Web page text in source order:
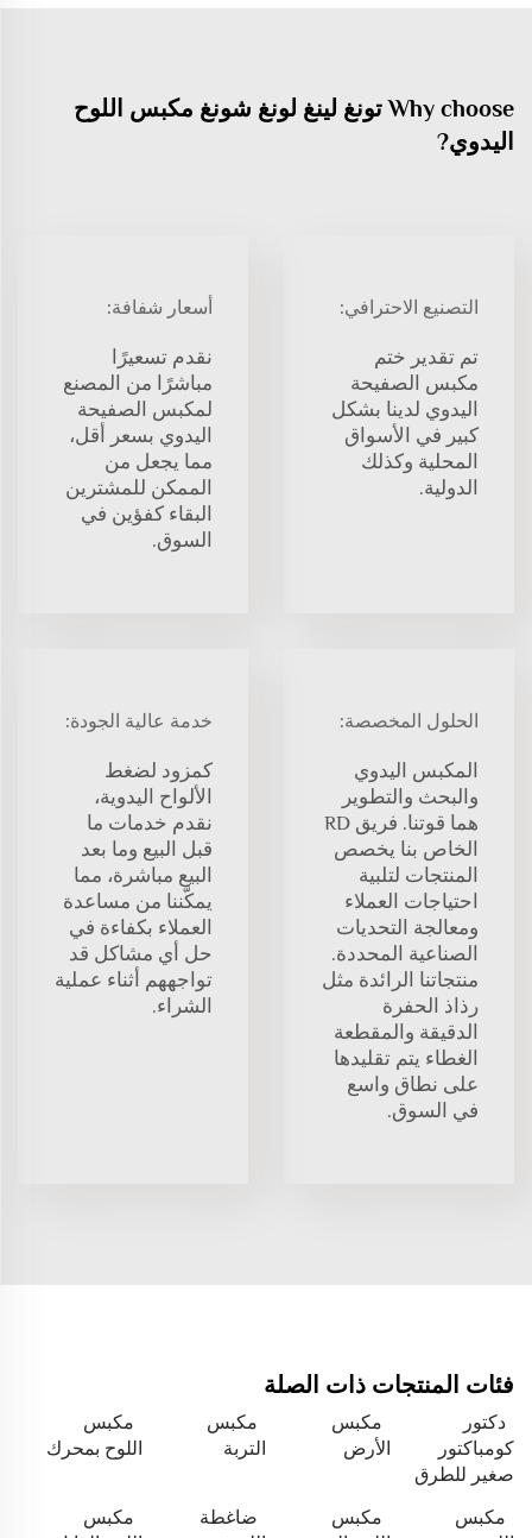
Why choose تونغ لينغ لونغ شونغ مكبس اللوح
اليدوي?
التصنيع الاحترافي:
تم تقدير ختم
مكبس الصفيحة
اليدوي لدينا بشكل
كبير في الأسواق
المحلية وكذلك
الدولية.
أسعار شفافة:
نقدم تسعيرًا
مباشرًا من المصنع
لمكبس الصفيحة
اليدوي بسعر أقل،
مما يجعل من
الممكن للمشترين
البقاء كفؤين في
السوق.
الحلول المخصصة:
المكبس اليدوي
والبحث والتطوير
هما قوتنا. فريق RD
الخاص بنا يخصص
المنتجات لتلبية
احتياجات العملاء
ومعالجة التحديات
الصناعية المحددة.
منتجاتنا الرائدة مثل
رذاذ الحفرة
الدقيقة والمقطعة
الغطاء يتم تقليدها
على نطاق واسع
في السوق.
خدمة عالية الجودة:
كمزود لضغط
الألواح اليدوية،
نقدم خدمات ما
قبل البيع وما بعد
البيع مباشرة، مما
يمكّننا من مساعدة
العملاء بكفاءة في
حل أي مشاكل قد
تواجههم أثناء عملية
الشراء.
فئات المنتجات ذات الصلة
دكتور
كومباكتور
صغير للطرق
مكبس
الأرض
مكبس
التربة
مكبس
اللوح بمحرك
مكبس
مكبس
ضاغطة
مكبس